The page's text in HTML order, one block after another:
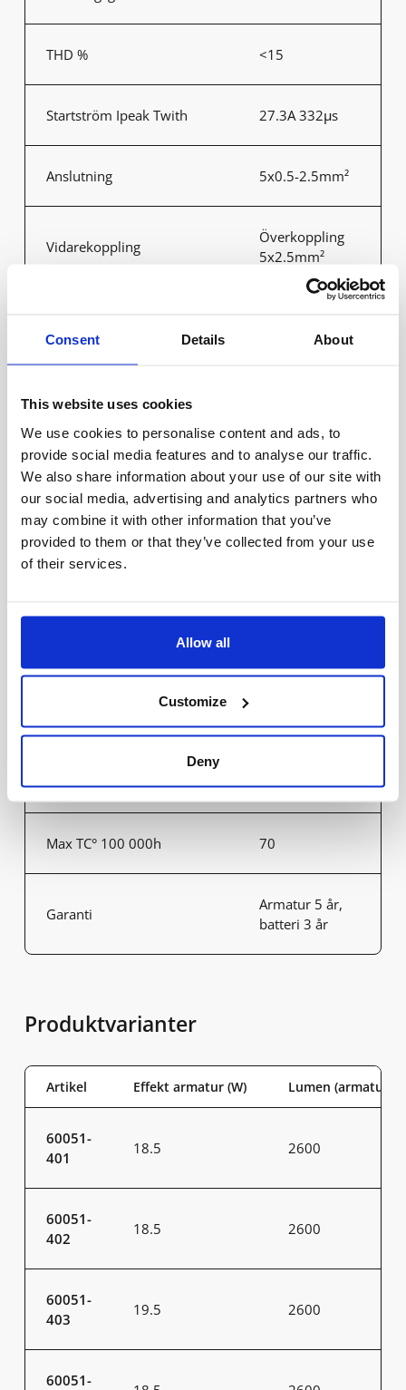
Consent Details About
This website uses cookies
We use cookies to personalise content and ads, to
provide social media features and to analyse our traffic.
We also share information about your use of our site with
our social media, advertising and analytics partners who
may combine it with other information that you’ve
provided to them or that they’ve collected from your use
of their services.
Allow all
Customize
Deny
THD % <15
Startström Ipeak Twith 27.3A 332μs
Anslutning 5x0.5-2.5mm²
Vidarekoppling
Överkoppling
5x2.5mm²
kV/kA
Överspänningsskydd, DM,
Avsäkring B10 (st) 8
Avsäkring C10 (st) 13
mA vid full effekt sek 1500
Omgivningstemperatur -20°C - +40°C
Max TC° 100 000h 70
Garanti
Armatur 5 år,
batteri 3 år
Produktvarianter
Artikel Effekt armatur (W) Lumen (armatur)
60051-
401
18.5 2600
60051-
402
18.5 2600
60051-
403
19.5 2600
60051-